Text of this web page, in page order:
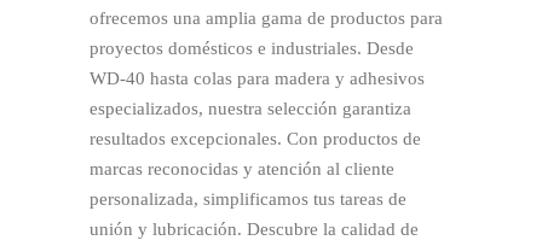
ofrecemos una amplia gama de productos para
proyectos domésticos e industriales. Desde
WD-40 hasta colas para madera y adhesivos
especializados, nuestra selección garantiza
resultados excepcionales. Con productos de
marcas reconocidas y atención al cliente
personalizada, simplificamos tus tareas de
unión y lubricación. Descubre la calidad de